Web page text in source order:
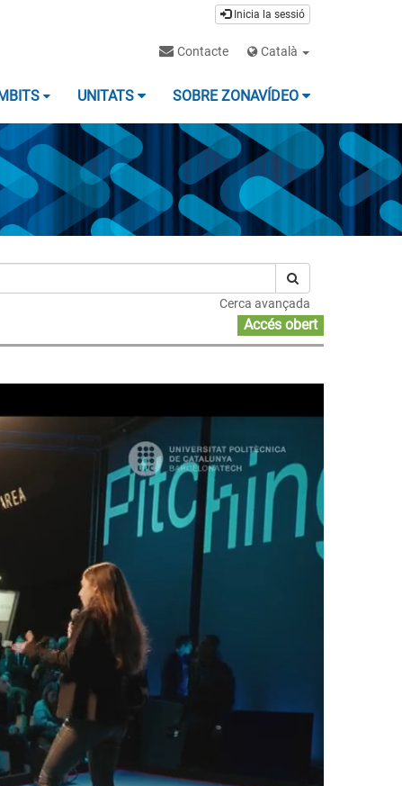
Inicia la sessió
Contacte Català
UNITATS SOBRE ZONAVÍDEO
Cerca avançada
Accés obert